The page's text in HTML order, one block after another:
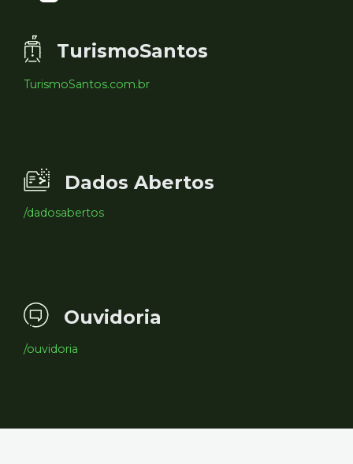
TurismoSantos
TurismoSantos.com.br
Dados Abertos
/dadosabertos
Ouvidoria
/ouvidoria